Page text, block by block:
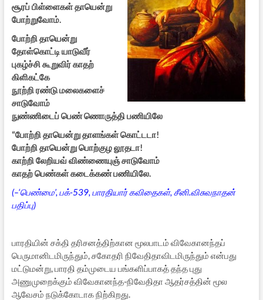
சூரப் பிள்ளைகள் தாயென்று
போற்றுவோம்.
போற்றி தாயென்று
தோள்கொட்டி யாடுவீர்
புகழ்ச்சி கூறுவிர் காதற்
கிளிகட்கே
நூற்றி ரண்டு மலைகளைச்
சாடுவோம்
நுண்ணிடைப் பெண் ணொருத்தி பணியிலே
“போற்றி தாயென்று தாளங்கள் கொட்டடா!
போற்றி தாயென்று பொற்குழ லூதடா!
காற்றி லேறியவ் விண்ணையுஞ் சாடுவோம்
காதற் பெண்கள் கடைக்கண் பணியிலே.
(–‘பெண்மை’, பக்-539, பாரதியார் கவிதைகள், சீனி.விசுவநாதன்
பதிப்பு)
பாரதியின் சக்தி தரிசனத்திற்கான மூலபாடம் விவேகானந்தப்
பெருமானிடமிருந்தும், சகோதரி நிவேதிதாவிடமிருந்தும் என்பது
மட்டுமன்று, பாரதி தம்முடைய பங்களிப்பாகத் தந்த புது
அணுமுறைக்கும் விவேகானந்த-நிவேதிதா ஆதர்சத்தின் மூல
ஆவேசம் நடுக்கோடாக நிற்கிறது.